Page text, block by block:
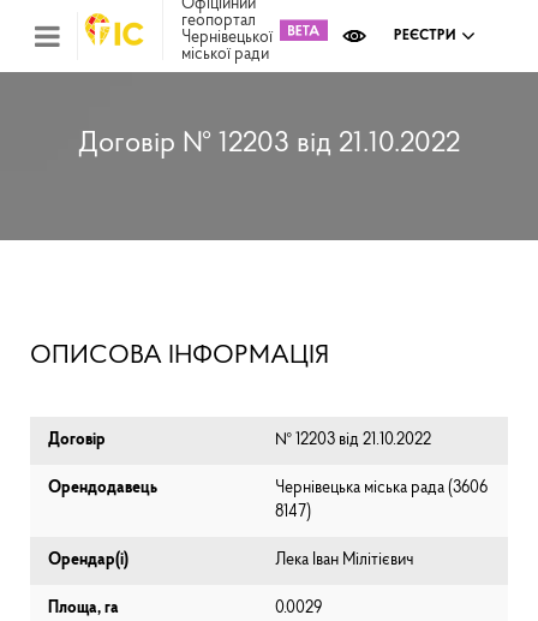
Офіційний
геопортал
Чернівецької
міської ради
РЕЄСТРИ
Договір № 12203 від 21.10.2022
ОПИСОВА ІНФОРМАЦІЯ
Договір № 12203 від 21.10.2022
Орендодавець
Чернівецька міська рада (⁨3606
8147⁩)
Орендар(і) Лека Іван Мілітієвич
Площа, га 0.0029